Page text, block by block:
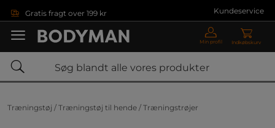
Gratis fragt over 199 kr Kundeservice
Min profil Indkøbskurv
Træningstøj / Træningstøj til hende / Træningstrøjer